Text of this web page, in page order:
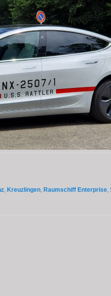
, Kreuzlingen, Raumschiff Enterprise,